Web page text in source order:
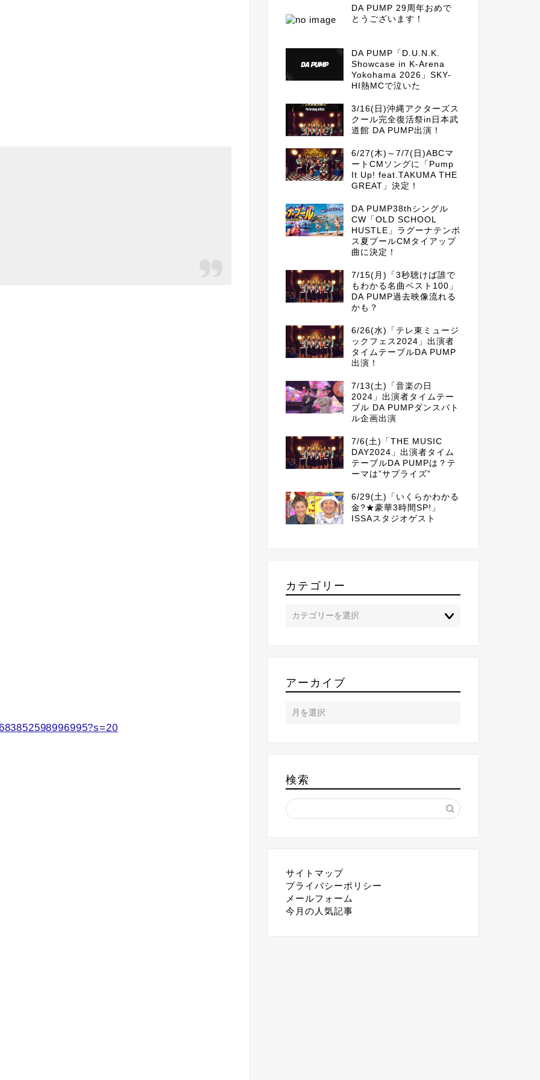
DA PUMP 29周年おめで
とうございます！
DA PUMP「D.U.N.K.
Showcase in K-Arena
Yokohama 2026」SKY-
HI熱MCで泣いた
3/16(日)沖縄アクターズス
クール完全復活祭in日本武
道館 DA PUMP出演！
6/27(木)～7/7(日)ABCマ
ートCMソングに「Pump
It Up! feat.TAKUMA THE
GREAT」決定！
DA PUMP38thシングル
CW「OLD SCHOOL
HUSTLE」ラグーナテンボ
ス夏プールCMタイアップ
曲に決定！
7/15(月)「3秒聴けば誰で
もわかる名曲ベスト100」
DA PUMP過去映像流れる
かも？
6/26(水)「テレ東ミュージ
ックフェス2024」出演者
タイムテーブルDA PUMP
出演！
7/13(土)「音楽の日
2024」出演者タイムテー
ブル DA PUMPダンスバト
ル企画出演
7/6(土)「THE MUSIC
DAY2024」出演者タイム
テーブルDA PUMPは？テ
ーマは”サプライズ”
6/29(土)「いくらかわかる
金?★豪華3時間SP!」
ISSAスタジオゲスト
カテゴリー
アーカイブ
検索
サイトマップ
プライバシーポリシー
メールフォーム
今月の人気記事